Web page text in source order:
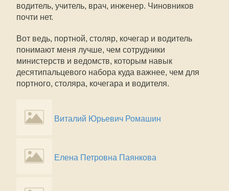
водитель, учитель, врач, инженер. Чиновников
почти нет.
Вот ведь, портной, столяр, кочегар и водитель
понимают меня лучше, чем сотрудники
министерств и ведомств, которым навык
десятипальцевого набора куда важнее, чем для
портного, столяра, кочегара и водителя.
Виталий Юрьевич Ромашин
Елена Петровна Паянкова